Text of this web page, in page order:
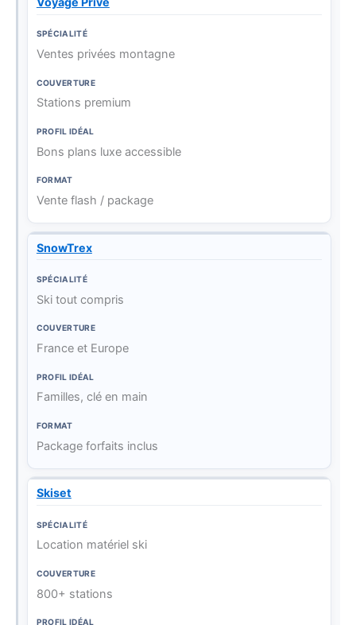
Ventes privées montagne
Stations premium
Bons plans luxe accessible
Vente flash / package
SnowTrex
Ski tout compris
France et Europe
Familles, clé en main
Package forfaits inclus
Skiset
Location matériel ski
800+ stations